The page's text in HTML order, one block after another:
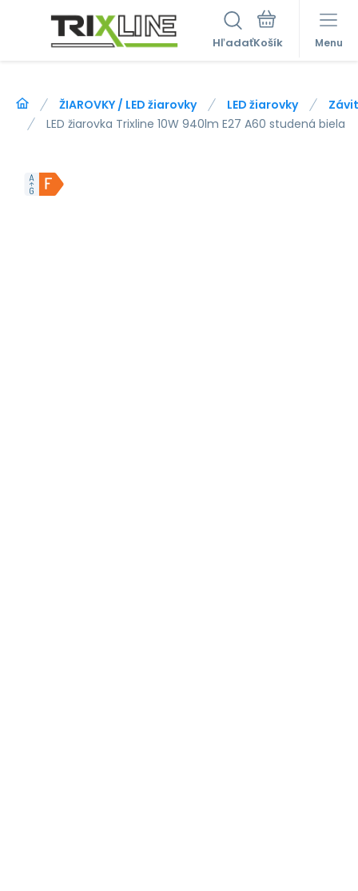
Hľadať Menu
ŽIAROVKY / LED žiarovky LED žiarovky
LED žiarovka Trixline 10W 940lm E27 A60 studená biela